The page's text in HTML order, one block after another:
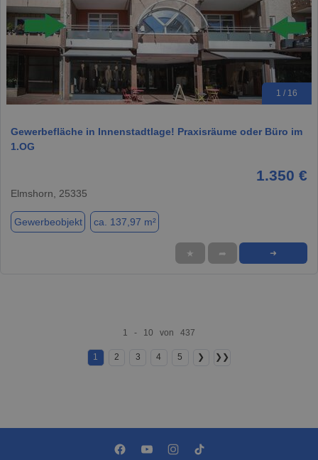
1 / 16
Gewerbefläche in Innenstadtlage! Praxisräume oder Büro im
1.OG
1.350 €
Elmshorn, 25335
Gewerbeobjekt ca. 137,97 m²
★ ➦ ➜
1 - 10 von 437
1 2 3 4 5 ❯ ❯❯